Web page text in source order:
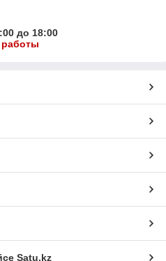
до 18:00
работы
Satu.kz